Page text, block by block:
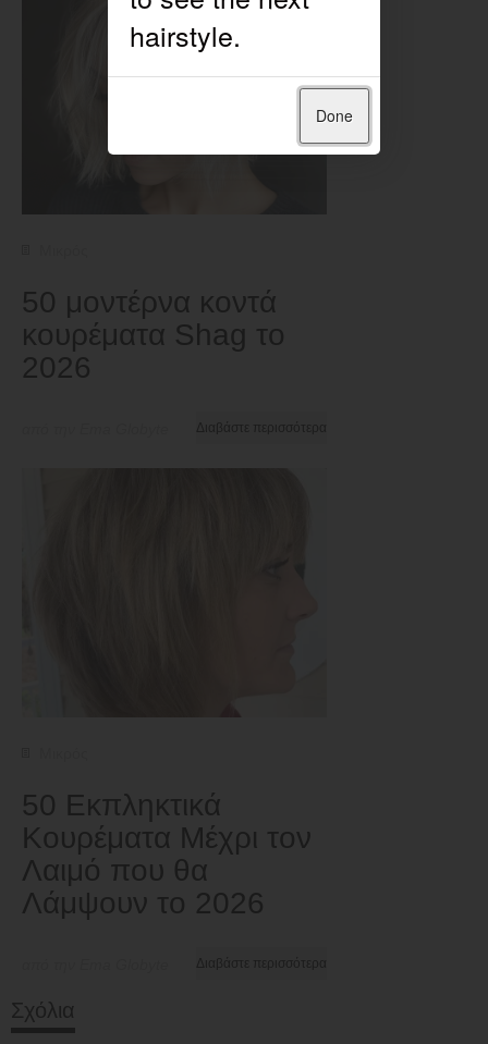
50 μοντέρνα κοντά
κουρέματα Shag το
2026
50 Εκπληκτικά
Κουρέματα Μέχρι τον
Λαιμό που θα
Λάμψουν το 2026
Σχόλια
Done